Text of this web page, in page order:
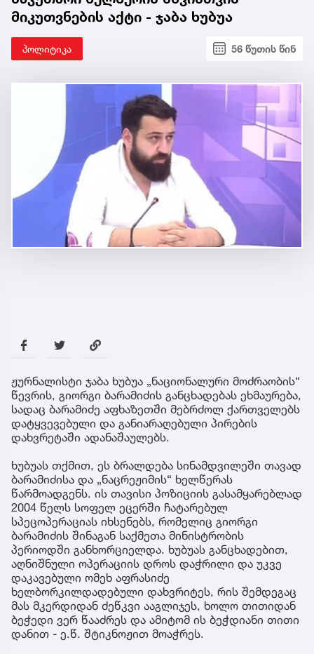
მიკუთვნების აქტი - ჯაბა ხუბუა
პოლიტიკა 56 წუთის წინ
ჟურნალისტი ჯაბა ხუბუა „ნაციონალური მოძრაობის“
წევრის, გიორგი ბარამიძის განცხადებას ეხმაურება,
სადაც ბარამიძე აფხაზეთში მებრძოლ ქართველებს
დატყვევებული და განიარაღებული პირების
დახვრეტაში ადანაშაულებს.
ხუბუას თქმით, ეს ბრალდება სინამდვილეში თავად
ბარამიძისა და „ნაცრეჟიმის“ ხელწერას
წარმოადგენს. ის თავისი პოზიციის გასამყარებლად
2004 წელს სოფელ ეცერში ჩატარებულ
სპეცოპერაციას იხსენებს, რომელიც გიორგი
ბარამიძის შინაგან საქმეთა მინისტრობის
პერიოდში განხორციელდა. ხუბუას განცხადებით,
აღნიშნული ოპერაციის დროს დაჭრილი და უკვე
დაკავებული ომეხ აფრასიძე
ხელბორკილდადებული დახვრიტეს, რის შემდეგაც
მას მკერდიდან ძეწკვი ააგლიჯეს, ხოლო თითიდან
ბეჭედი ვერ წააძრეს და ამიტომ ის ბეჭდიანი თითი
დანით - ე.წ. შტიკნოჟით მოაჭრეს.